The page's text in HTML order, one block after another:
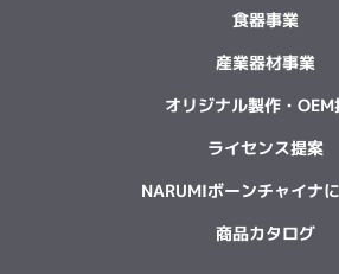
食器事業
産業器材事業
オリジナル製作・OEM
ライセンス提案
NARUMIボーンチャイナ
商品カタログ